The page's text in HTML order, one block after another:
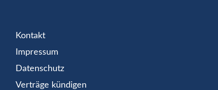
Kontakt
Impressum
Datenschutz
Verträge kündigen